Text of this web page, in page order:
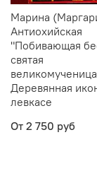
Марина
Антиохийская
"Побивающая
святая
Деревянная
левкасе
От 2 750 руб